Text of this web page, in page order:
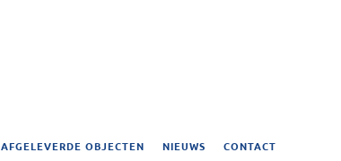
AFGELEVERDE OBJECTEN NIEUWS CONTACT